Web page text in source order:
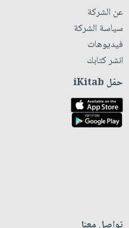
عن الشركة
سياسة الشركة
فيديوهات
انشر كتابك
حمّل iKitab